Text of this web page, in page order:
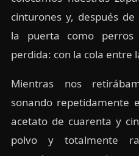
cinturones y, después
la puerta como
perdida: con la cola entre
Mientras nos
sonando repetidamente
acetato de cuarenta y
polvo y totalmente